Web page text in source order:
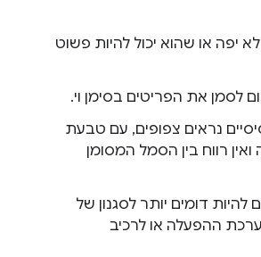
לא יפה או שהוא יכול להיות פשוט
לסמן את הפריטים בסימן וי.
נראים צפופים, עם טבעת
רווח בין הסמל המסומן
להיות דומים יותר לסגנון של
ההפעלה או לרכיב